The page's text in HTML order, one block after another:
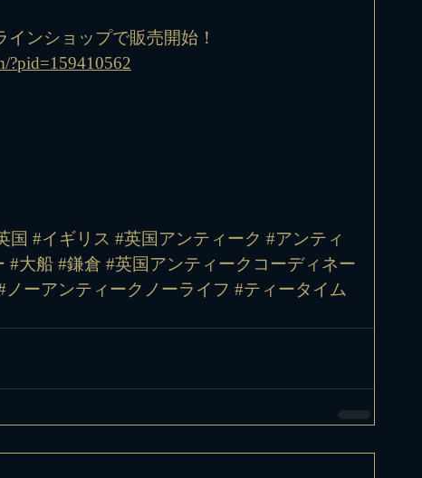
ンショップで販売開始！
?pid=159410562
国 #イギリス #英国アンティーク #アンティ
#大船 #鎌倉 #英国アンティークコーディネー
ノーアンティークノーライフ #ティータイム